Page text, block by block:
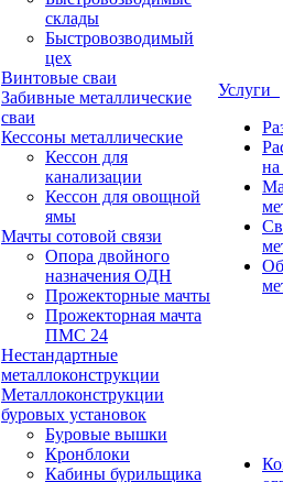
склады
Быстровозводимый
цех
Винтовые сваи
Забивные металлические
сваи
Кессоны металлические
Кессон для
канализации
Кессон для овощной
ямы
Мачты сотовой связи
Опора двойного
назначения ОДН
Прожекторные мачты
Прожекторная мачта
ПМС 24
Нестандартные
металлоконструкции
Металлоконструкции
буровых установок
Буровые вышки
Кронблоки
Кабины бурильщика
Услуги